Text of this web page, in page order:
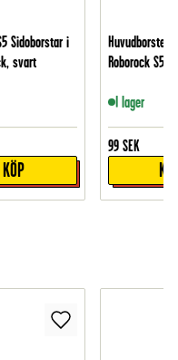
Sidoborstar i
svart
KÖP
Huvudborste
Roborock S5
I lager
99 SEK